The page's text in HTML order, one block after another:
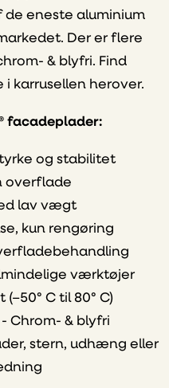
de eneste aluminium
Der er flere
& blyfri. Find
karrusellen herover.
facadeplader:
og stabilitet
overflade
lav vægt
kun rengøring
værktøjer
C til 80° C)
Chrom- & blyfri
stern, udhæng eller